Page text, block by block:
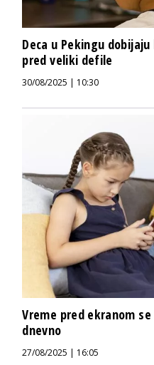
Deca u Pekingu
pred veliki defile
30/08/2025 | 10:30
Vreme pred ekranom
dnevno
27/08/2025 | 16:05